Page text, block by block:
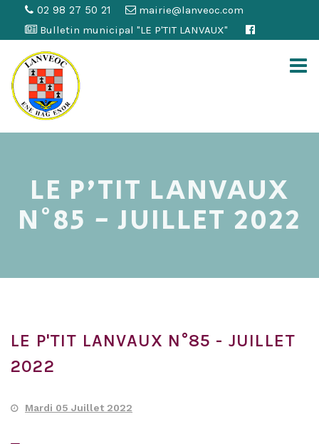
02 98 27 50 21
mairie@lanveoc.com
Bulletin municipal "LE P'TIT LANVAUX"
LE P'TIT LANVAUX
N°85 - JUILLET 2022
LE P'TIT LANVAUX N°85 - JUILLET
2022
Mardi 05 Juillet 2022